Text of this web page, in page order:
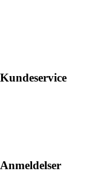
Kundeservice
Anmeldelser